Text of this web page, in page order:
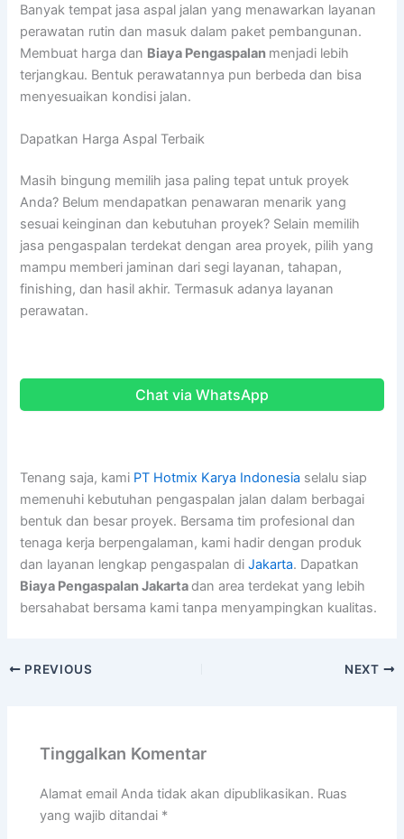
Banyak tempat jasa aspal jalan yang menawarkan layanan
perawatan rutin dan masuk dalam paket pembangunan.
Membuat harga dan Biaya Pengaspalan menjadi lebih
terjangkau. Bentuk perawatannya pun berbeda dan bisa
menyesuaikan kondisi jalan.
Dapatkan Harga Aspal Terbaik
Masih bingung memilih jasa paling tepat untuk proyek
Anda? Belum mendapatkan penawaran menarik yang
sesuai keinginan dan kebutuhan proyek? Selain memilih
jasa pengaspalan terdekat dengan area proyek, pilih yang
mampu memberi jaminan dari segi layanan, tahapan,
finishing, dan hasil akhir. Termasuk adanya layanan
perawatan.
Chat via WhatsApp
Tenang saja, kami PT Hotmix Karya Indonesia selalu siap
memenuhi kebutuhan pengaspalan jalan dalam berbagai
bentuk dan besar proyek. Bersama tim profesional dan
tenaga kerja berpengalaman, kami hadir dengan produk
dan layanan lengkap pengaspalan diJakarta. Dapatkan
Biaya Pengaspalan Jakartadan area terdekat yang lebih
bersahabat bersama kami tanpa menyampingkan kualitas.
PREVIOUS NEXT
Tinggalkan Komentar
Alamat email Anda tidak akan dipublikasikan. Ruas
yang wajib ditandai *